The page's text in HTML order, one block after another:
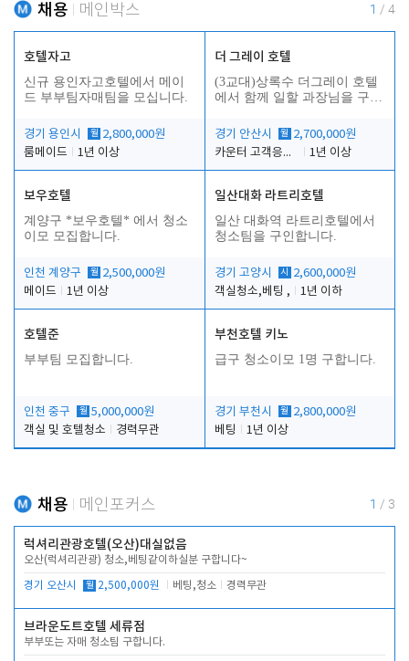
채용 메인박스 1 / 4
호텔자고
신규 용인자고호텔에서 메이
드 부부팀자매팀을 모십니다.
경기 용인시 월 2,800,000원
룸메이드
1년 이상
더 그레이 호텔
(3교대)상록수 더그레이 호텔
에서 함께 일할 과장님을 구합
경기 안산시
월 2,700,000원
카운터 고객응대 및 야간더블청소
1년 이상
보우호텔
계양구 *보우호텔* 에서 청소
이모 모집합니다.
인천 계양구 월 2,500,000원
메이드
1년 이상
일산대화 라트리호텔
일산 대화역 라트리호텔에서
청소팀을 구인합니다.
경기 고양시 시
2,600,000원
객실청소,베팅 ,
1년 이하
호텔준
부부팀 모집합니다.
인천 중구 월 5,000,000원
객실 및 호텔청소
경력무관
부천호텔 키노
급구 청소이모 1명 구합니다.
경기 부천시 월 2,800,000원
베팅
1년 이상
채용 메인포커스 1 / 3
럭셔리관광호텔(오산)대실없음
오산(럭셔리관광) 청소,베팅같이하실분 구합니다~
경기 오산시 월 2,500,000원 베팅,청소 경력무관
브라운도트호텔 세류점
부부또는 자매 청소팀 구합니다.